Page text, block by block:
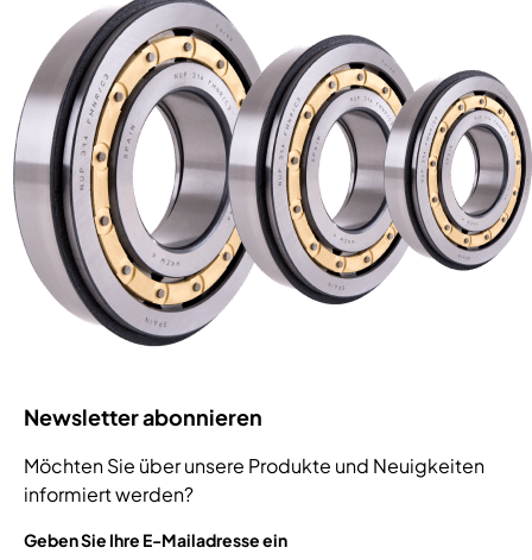
Newsletter abonnieren
Möchten Sie über unsere Produkte und Neuigkeiten
informiert werden?
Geben Sie Ihre E-Mailadresse ein